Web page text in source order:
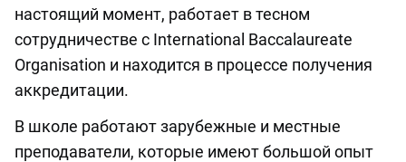
настоящий момент, работает в тесном
сотрудничестве с International Baccalaureate
Organisation и находится в процессе получения
аккредитации.
В школе работают зарубежные и местные
преподаватели, которые имеют большой опыт